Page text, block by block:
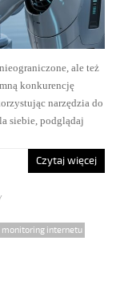
ale też
konkurencję
narzędzia do
siebie, podglądaj
Czytaj więcej
monitoring internetu